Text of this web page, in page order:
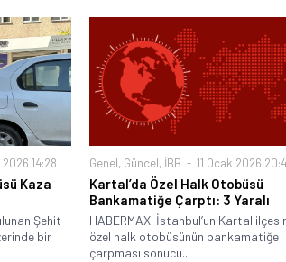
14:28
Kaza
Şehit
bir
Genel, Güncel, İBB 11 Ocak 2026
Kartal’da Özel Halk Otobüsü
Bankamatiğe Çarptı: 3 Yaralı
HABERMAX. İstanbul’un Kartal
özel halk otobüsünün bankamatiğe
çarpması sonucu...